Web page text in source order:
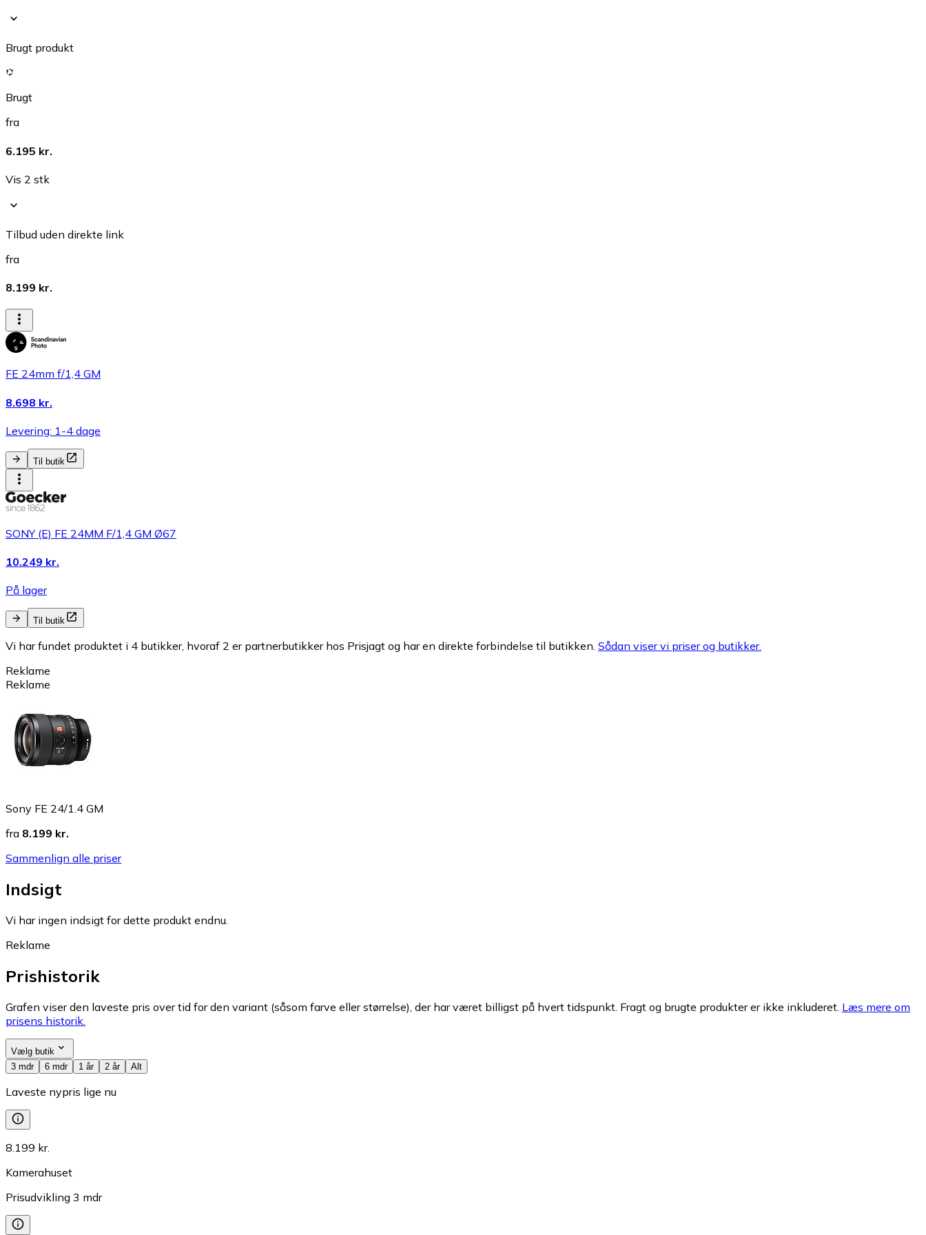
Brugt produkt
Brugt
fra
6.195 kr.
Vis 2 stk
Tilbud uden direkte link
fra
8.199 kr.
FE 24mm f/1,4 GM
8.698 kr.
Levering: 1-4 dage
Til butik
SONY (E) FE 24MM F/1,4 GM Ø67
10.249 kr.
På lager
Til butik
Vi har fundet produktet i 4 butikker, hvoraf 2 er partnerbutikker hos Prisjagt og har en direkte forbindelse til butikken. Sådan viser vi priser og butikker.
Reklame
Reklame
Sony FE 24/1.4 GM
fra 8.199 kr.
Sammenlign alle priser
Indsigt
Vi har ingen indsigt for dette produkt endnu.
Reklame
Prishistorik
Grafen viser den laveste pris over tid for den variant (såsom farve eller størrelse), der har været billigst på hvert tidspunkt. Fragt og brugte produkter er ikke inkluderet. Læs mere om
prisens historik.
Vælg butik
3 mdr
6 mdr 1 år 2 år Alt
Laveste nypris lige nu
8.199 kr.
Kamerahuset
Prisudvikling 3 mdr